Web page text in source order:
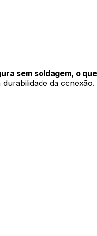
sem soldagem, o
da conexão.